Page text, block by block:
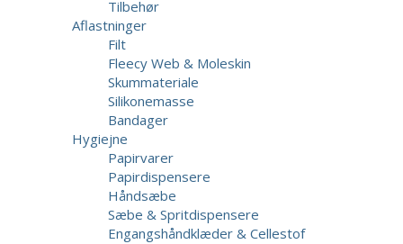
Tilbehør
Aflastninger
Filt
Fleecy Web & Moleskin
Skummateriale
Silikonemasse
Bandager
Hygiejne
Papirvarer
Papirdispensere
Håndsæbe
Sæbe & Spritdispensere
Engangshåndklæder & Cellestof